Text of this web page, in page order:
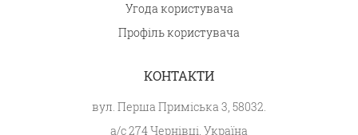
Угода користувача
Профіль користувача
КОНТАКТИ
вул. Перша Приміська 3, 58032.
а/с 274 Чернівці, Україна